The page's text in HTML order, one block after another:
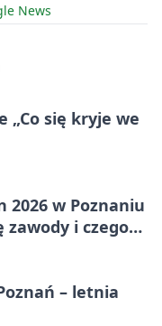
News
się kryje we
2026 w Poznaniu
zawody i czego
– letnia